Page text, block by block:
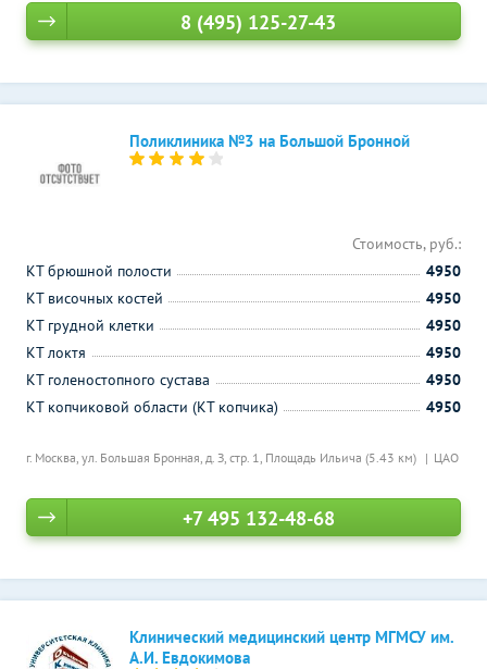
8 (495) 125-27-43
Поликлиника №3 на Большой Бронной
г. Москва, ул. Большая Бронная, д. З, стр. 1, Площадь Ильича (5.43 км) ЦАО
Стоимость, руб.:
КТ брюшной полости
4950
КТ височных костей
4950
КТ грудной клетки
4950
КТ локтя
4950
КТ голеностопного сустава
4950
КТ копчиковой области (КТ копчика)
4950
+7 495 132-48-68
Клинический медицинский центр МГМСУ им.
А.И. Евдокимова